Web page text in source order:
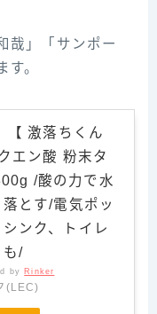
哉」「サンポー
。
【 激落ちくん
エン酸 粉末タ
/酸の力で水
落とす/電気ポッ
シンク、トイレ
も/
by Rinker
(LEC)